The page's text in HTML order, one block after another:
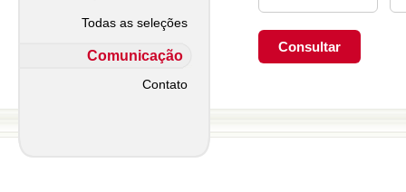
Todas as seleções
Comunicação
Contato